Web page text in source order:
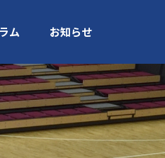
ム お知らせ